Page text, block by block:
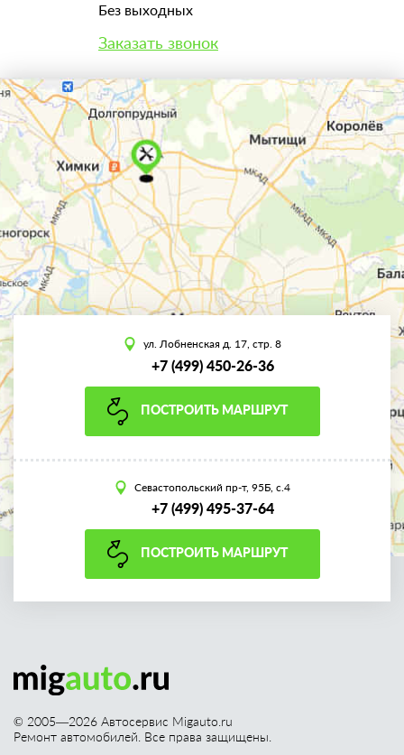
Без выходных
Заказать звонок
ул. Лобненская д. 17, стр. 8
+7 (499) 450-26-36
ПОСТРОИТЬ МАРШРУТ
Севастопольский пр-т, 95Б, с.4
+7 (499) 495-37-64
ПОСТРОИТЬ МАРШРУТ
© 2005—2026 Автосервис Migauto.ru
Ремонт автомобилей. Все права защищены.